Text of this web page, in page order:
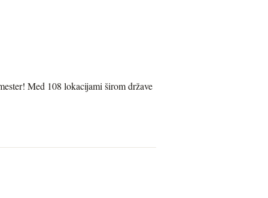
Med 108 lokacijami širom države